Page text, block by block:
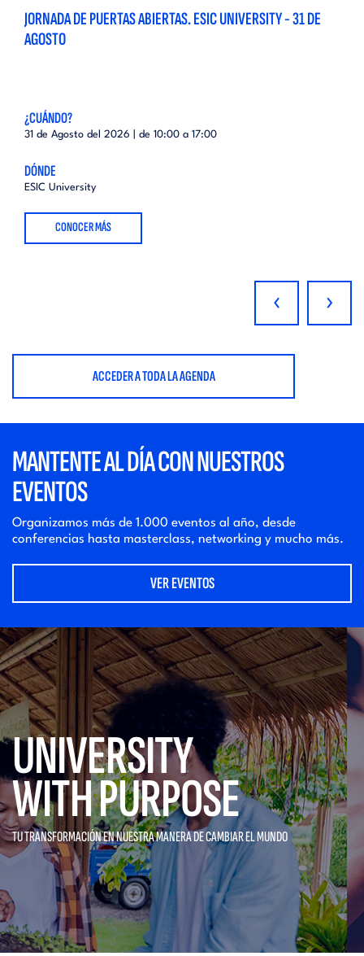
JORNADA DE PUERTAS ABIERTAS. ESIC UNIVERSITY - 31 DE
AGOSTO
¿CUÁNDO?
31 de Agosto del 2026 | de 10:00 a 17:00
DÓNDE
ESIC University
CONOCER MÁS
‹ ›
ACCEDER A TODA LA AGENDA
MANTENTE AL DÍA CON NUESTROS
EVENTOS
Organizamos más de 1.000 eventos al año, desde
conferencias hasta masterclass, networking y mucho más.
VER EVENTOS
UNIVERSITY
WITH PURPOSE
TU TRANSFORMACIÓN EN NUESTRAMANERA DE CAMBIAR EL MUNDO